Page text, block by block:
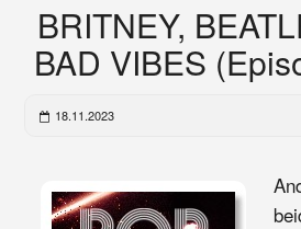
BRITNEY,
BAD VIBES
18.11.2023